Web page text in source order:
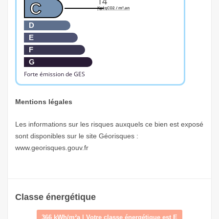
C
D
E
F
G
Forte émission de GES
KgéqCO2 / m².an
Mentions légales
Les informations sur les risques auxquels ce bien est exposé
sont disponibles sur le site Géorisques :
www.georisques.gouv.fr
Classe énergétique
366 kWh/m²a | Votre classe énergétique est E